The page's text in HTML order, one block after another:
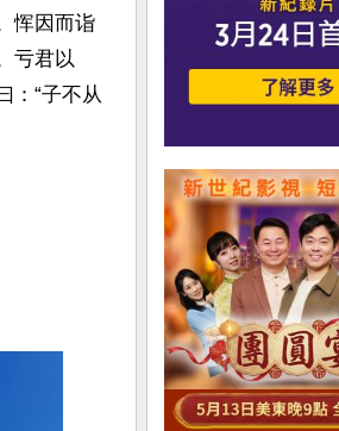
恽因而诣
亏君以
：“子不从